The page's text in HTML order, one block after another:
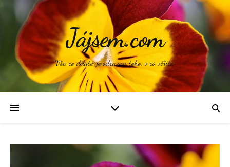
Jájsem.com
Vše, co děláte, je odrazem toho, v co věříte.